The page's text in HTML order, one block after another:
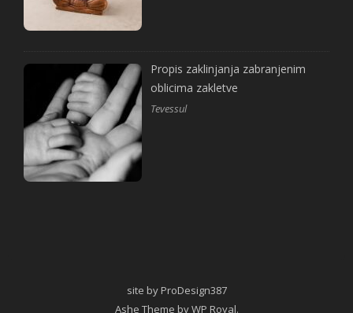
Propis zaklinjanja zabranjenim
oblicima zakletve
Tevessul
site by ProDesign387
Ashe Theme byWP Royal.